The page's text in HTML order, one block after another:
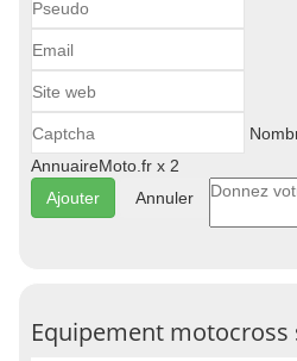
AnnuaireMoto.fr x 2
Annuler
Equipement